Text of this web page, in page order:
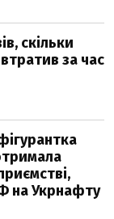
скільки
за час
на Укрнафту